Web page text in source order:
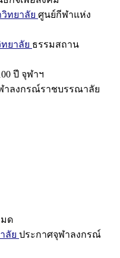
ทยาลัย ศูนย์กีฬาแห่ง
ยาลัย ธรรมสถาน
ปี จุฬาฯ
าลงกรณ์ราชบรรณาลัย
ด
ลัย ประกาศจุฬาลงกรณ์